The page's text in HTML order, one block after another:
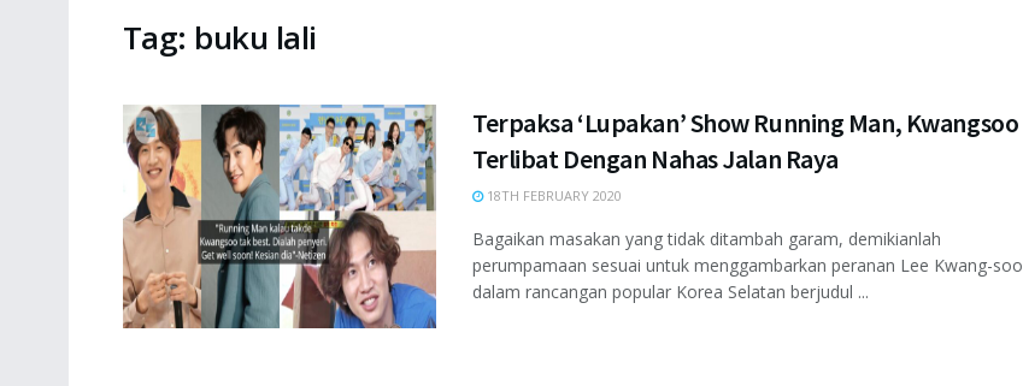
Tag: buku lali
Terpaksa ‘Lupakan’ Show Running Man, Kwangsoo
Terlibat Dengan Nahas Jalan Raya
18TH FEBRUARY 2020
Bagaikan masakan yang tidak ditambah garam, demikianlah
perumpamaan sesuai untuk menggambarkan peranan Lee Kwang-soo
dalam rancangan popular Korea Selatan berjudul ...